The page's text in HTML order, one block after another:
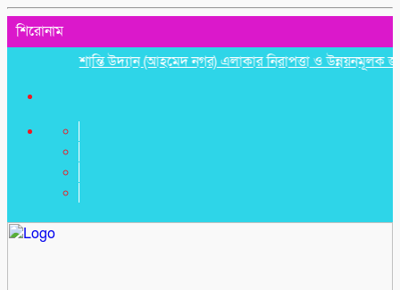
শিরোনাম
শান্তি উদ্যান (আহমেদ নগর) এলাকার নিরাপত্তা ও উন্নয়নমূলক জরুরি